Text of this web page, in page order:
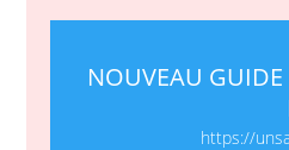
NOUVEAU GUIDE
https://